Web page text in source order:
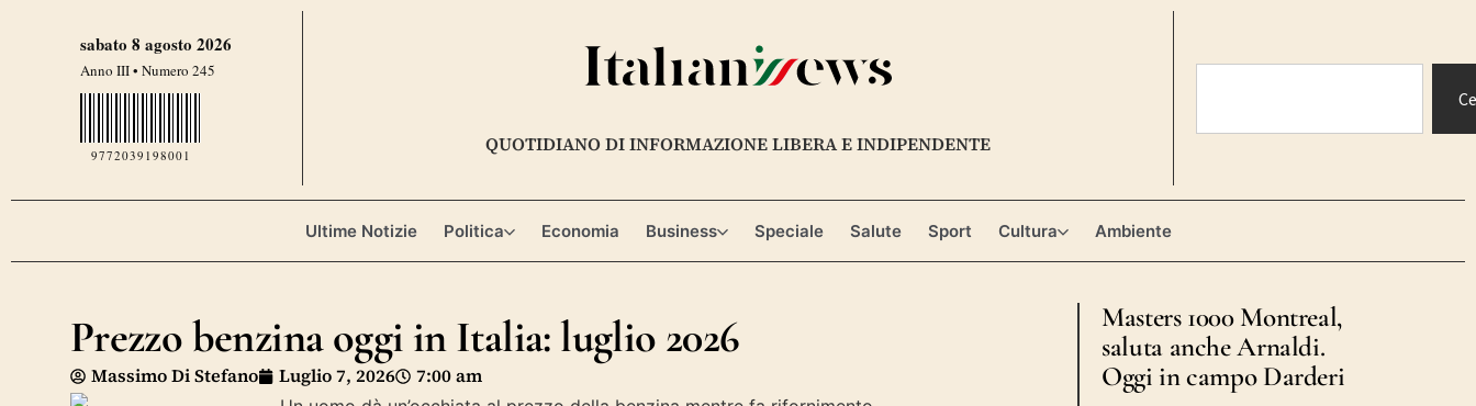
sabato 8 agosto 2026
Anno III • Numero 245
9772039198001 QUOTIDIANO DI INFORMAZIONE LIBERA E INDIPENDENTE
Ultime Notizie Politica Economia Business Speciale Salute Sport Cultura Ambiente
Prezzo benzina oggi in Italia: luglio 2026
Massimo Di Stefano Luglio 7, 2026 7:00 am
Masters 1000 Montreal,
saluta anche Arnaldi.
Oggi in campo Darderi